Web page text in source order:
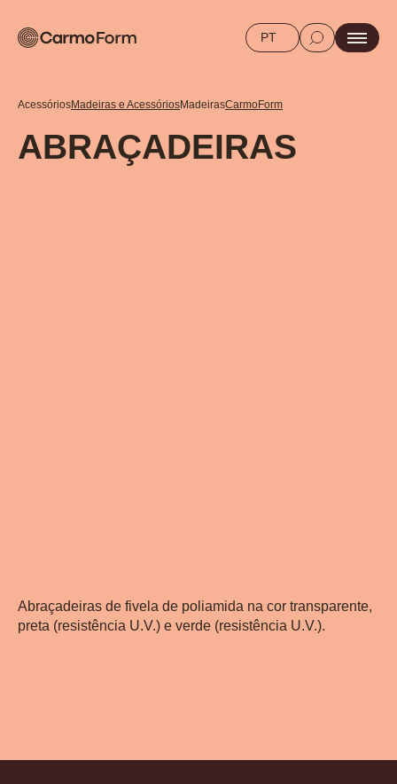
PT
AcessóriosMadeiras e AcessóriosMadeirasCarmoForm
ABRAÇADEIRAS
Abraçadeiras de fivela de poliamida na cor transparente,
preta (resistência U.V.) e verde (resistência U.V.).